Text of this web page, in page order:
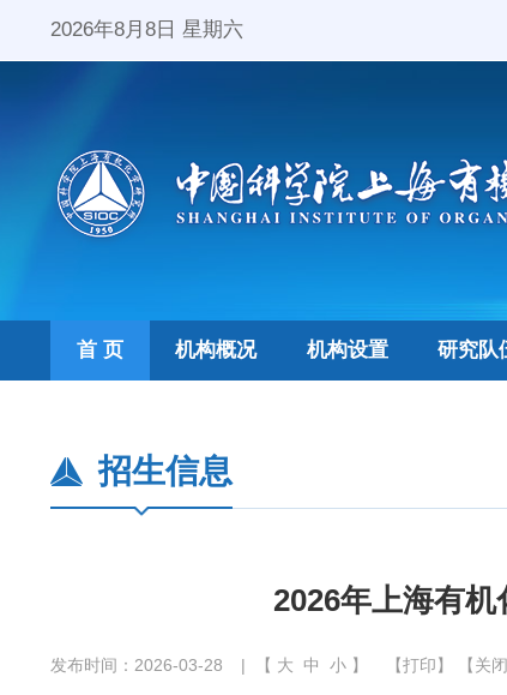
2026年8月8日 星期六
首 页 机构概况 机构设置 研究队
招生信息
2026年上海有
发布时间：2026-03-28 | 【 大 中 小 】 【打印】 【关闭